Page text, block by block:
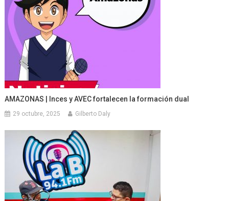
AMAZONAS | Inces y AVEC fortalecen la formación dual
29 octubre, 2025 Gilberto Daly